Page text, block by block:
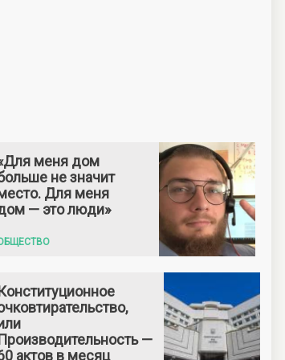
меня дом
не значит
Для меня
— это люди»
—
актов в месяц